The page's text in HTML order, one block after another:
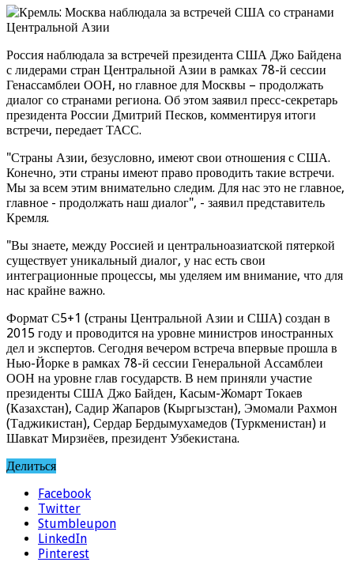
Россия наблюдала за встречей президента США Джо Байдена
с лидерами стран Центральной Азии в рамках 78-й сессии
Генассамблеи ООН, но главное для Москвы – продолжать
диалог со странами региона. Об этом заявил пресс-секретарь
президента России Дмитрий Песков, комментируя итоги
встречи, передает ТАСС.
"Страны Азии, безусловно, имеют свои отношения с США.
Конечно, эти страны имеют право проводить такие встречи.
Мы за всем этим внимательно следим. Для нас это не главное,
главное - продолжать наш диалог", - заявил представитель
Кремля.
"Вы знаете, между Россией и центральноазиатской пятеркой
существует уникальный диалог, у нас есть свои
интеграционные процессы, мы уделяем им внимание, что для
нас крайне важно.
Формат С5+1 (страны Центральной Азии и США) создан в
2015 году и проводится на уровне министров иностранных
дел и экспертов. Сегодня вечером встреча впервые прошла в
Нью-Йорке в рамках 78-й сессии Генеральной Ассамблеи
ООН на уровне глав государств. В нем приняли участие
президенты США Джо Байден, Касым-Жомарт Токаев
(Казахстан), Садир Жапаров (Кыргызстан), Эмомали Рахмон
(Таджикистан), Сердар Бердымухамедов (Туркменистан) и
Шавкат Мирзиёев, президент Узбекистана.
Делиться
Facebook
Twitter
Stumbleupon
LinkedIn
Pinterest